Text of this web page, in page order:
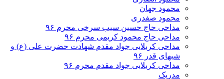
محمود جهان
محمود صفدری
مداحی حاج حسین سیب سرخی محرم ۹۶
مداحی حاج محمود کریمی محرم ۹۶
مداحی کربلایی جواد مقدم شهادت حضرت علی (ع) و
شبهای قدر ۹۶
مداحی کربلایی جواد مقدم محرم ۹۶
مدریک